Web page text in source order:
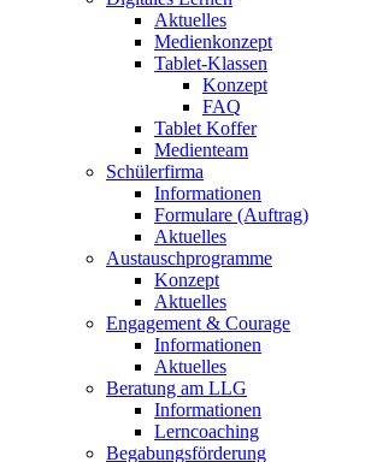
Aktuelles
Medienkonzept
Tablet-Klassen
Konzept
FAQ
Tablet Koffer
Medienteam
Schülerfirma
Informationen
Formulare (Auftrag)
Aktuelles
Austauschprogramme
Konzept
Aktuelles
Engagement & Courage
Informationen
Aktuelles
Beratung am LLG
Informationen
Lerncoaching
Begabungsförderung